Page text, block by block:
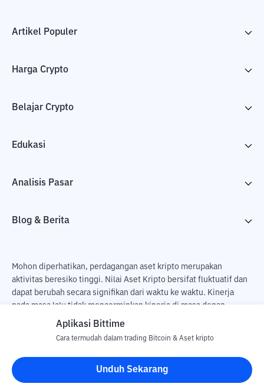
Artikel Populer
Harga Crypto
Belajar Crypto
Edukasi
Analisis Pasar
Blog & Berita
Mohon diperhatikan, perdagangan aset kripto merupakan
aktivitas beresiko tinggi. Nilai Aset Kripto bersifat fluktuatif dan
dapat berubah secara signifikan dari waktu ke waktu. Kinerja
pada masa lalu tidak mencerminkan kinerja di masa depan.
Terdapat risiko kehilangan sebagai dampak dari membeli dan
pengguna. PT Utama Aset Digital Indonesia (Bittime) tidak
bertanggung jawab atas perubahan fluktuasi dari nilai tukar Aset
Kripto.
Aplikasi Bittime
Cara termudah dalam trading Bitcoin & Aset kripto
Unduh Sekarang